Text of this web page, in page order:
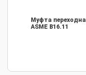
Муфта
ASME B16.11